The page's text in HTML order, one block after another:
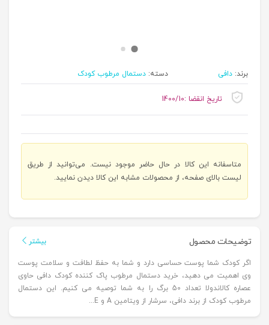
برند: دافی دسته:دستمال مرطوب کودک
تاریخ انقضا :1400/10
متاسفانه این کالا در حال حاضر موجود نیست. می‌توانید از طریق
لیست بالای صفحه، از محصولات مشابه این کالا دیدن نمایید.
توضیحات محصول بیشتر
اگر کودک شما پوست حساسی دارد و شما به حفظ لطافت و سلامت پوست
وی اهمیت می دهید، خرید دستمال مرطوب پاک کننده کودک دافی حاوی
عصاره کالاندولا تعداد 50 برگ را به شما توصیه می کنیم. این دستمال
مرطوب کودک از برند دافی، سرشار از ویتامین A و E...